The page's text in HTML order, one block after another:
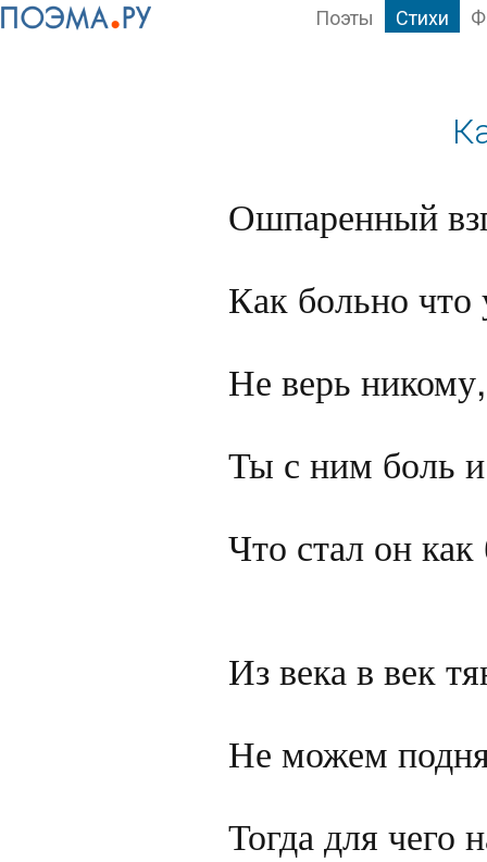
Поэты Стихи
Ошпаренный
Как больно
Не верь
Ты с ним боль
Что стал он
Из века в век
Не можем
Тогда для чего